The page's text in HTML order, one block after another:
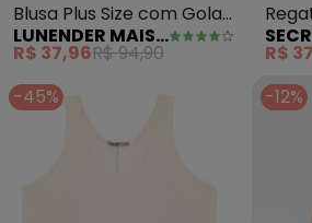
Blusa Plus Size com Gola
Franzida Crepe (Bege)
LUNENDER MAIS MULHER
R$ 37,96R$ 94,90 R$
-45%
-12%